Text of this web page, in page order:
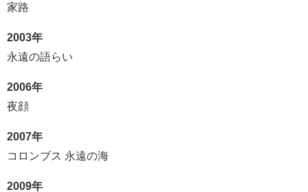
家路
2003年
永遠の語らい
2006年
夜顔
2007年
コロンブス 永遠の海
2009年